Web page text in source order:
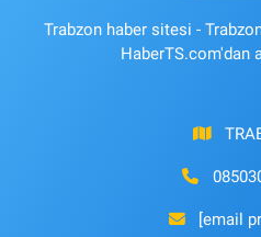
Trabzon haber sitesi -
HaberTS.com'dan
[email